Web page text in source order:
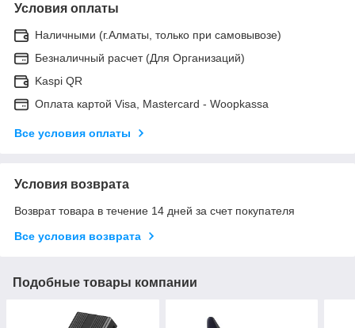
Условия оплаты
Наличными (г.Алматы, только при самовывозе)
Безналичный расчет (Для Организаций)
Kaspi QR
Оплата картой Visa, Mastercard - Woopkassa
Все условия оплаты
Условия возврата
Возврат товара в течение 14 дней за счет покупателя
Все условия возврата
Подобные товары компании